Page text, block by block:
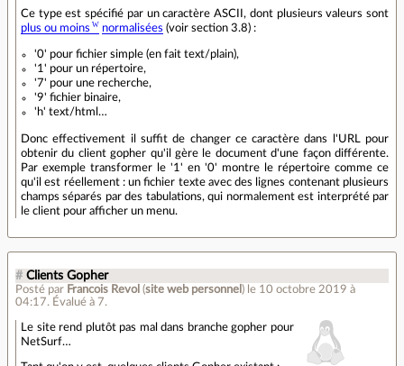
Ce type est spécifié par un caractère ASCII, dont plusieurs valeurs sont
plus ou moins
normalisées (voir section 3.8) :
'0' pour fichier simple (en fait text/plain),
'1' pour un répertoire,
'7' pour une recherche,
'9' fichier binaire,
'h' text/html…
Donc effectivement il suffit de changer ce caractère dans l'URL pour
obtenir du client gopher qu'il gère le document d'une façon différente.
Par exemple transformer le '1' en '0' montre le répertoire comme ce
qu'il est réellement : un fichier texte avec des lignes contenant plusieurs
champs séparés par des tabulations, qui normalement est interprété par
le client pour afficher un menu.
# Clients Gopher
Posté par Francois Revol (site web personnel ) le 10 octobre 2019 à
04:17. Évalué à 7.
Le site rend plutôt pas mal dans branche gopher pour
NetSurf…